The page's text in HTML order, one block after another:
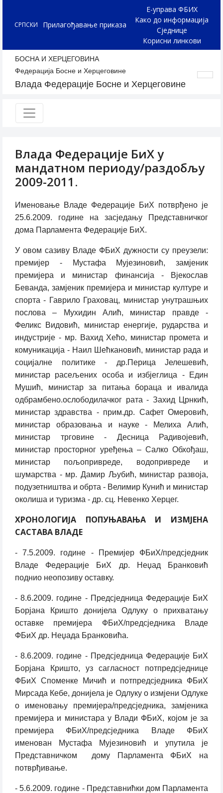
СРПСКИ Прилагођавање приказа
Е-управа ФБИХ
Како до информација
Сједнице
Корисни линкови
БОСНА И ХЕРЦЕГОВИНА
Федерација Босне и Херцеговине
Влада Федерације Босне и Херцеговине
Влада Федерације БиХ у
мандатном периоду/раздобљу
2009-2011.
Именовање Владе Федерације БиХ потврђено је
25.6.2009. године на засједању Представничког
дома Парламента Федерације БиХ.
У овом сазиву Владе ФБиХ дужности су преузели:
премијер - Мустафа Мујезиновић, замјеник
премијера и министар финансија - Вјекослав
Беванда, замјеник премијера и министар културе и
спорта - Гаврило Граховац, министар унутрашњих
послова – Мухидин Алић, министар правде -
Феликс Видовић, министар енергије, рударства и
индустрије - мр. Вахид Хећо, министар промета и
комуникација - Наил Шећкановић, министар рада и
социјалне политике - др.Перица Јелешевић,
министар расељених особа и избјеглица - Един
Мушић, министар за питања бораца и ивалида
одбрамбено.ослободилачког рата - Захид Црнкић,
министар здравства - прим.др. Сафет Омеровић,
министар образовања и науке - Мелиха Алић,
министар трговине - Десница Радивојевић,
министар просторног уређења – Салко Обхођаш,
министар пољопривреде, водопривреде и
шумарства - мр. Дамир Љубић, министар развоја,
подузетништва и обрта - Велимир Кунић и министар
околиша и туризма - др. сц. Невенко Херцег.
ХРОНОЛОГИЈА ПОПУЊАВАЊА И ИЗМЈЕНА
САСТАВА ВЛАДЕ
- 7.5.2009. године - Премијер ФБиХ/предсједник
Владе Федерације БиХ др. Неџад Бранковић
поднио неопозиву оставку.
- 8.6.2009. године - Предсједница Федерације БиХ
Борјана Кришто донијела Одлуку о прихватању
оставке премијера ФБиХ/предсједника Владе
ФБиХ др. Неџада Бранковића.
- 8.6.2009. године - Предсједница Федерације БиХ
Борјана Кришто, уз сагласност потпредсједнице
ФБиХ Споменке Мичић и потпредсједника ФБиХ
Мирсада Кебе, донијела је Одлуку о измјени Одлуке
о именовању премијера/предсједника, замјеника
премијера и министара у Влади ФБиХ, којом је за
премијера ФБиХ/предсједника Владе ФБиХ
именован Мустафа Мујезиновић и упутила је
Представничком дому Парламента ФБиХ на
потврђивање.
- 5.6.2009. године - Представнићки дом Парламента